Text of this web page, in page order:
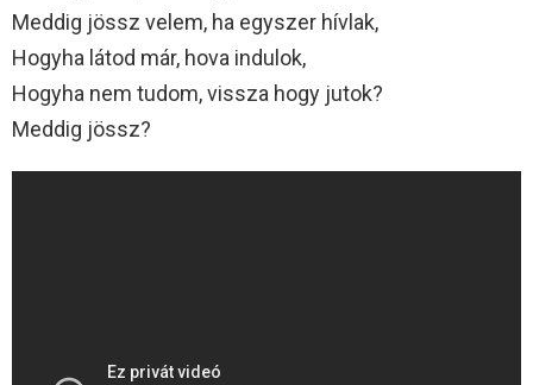
Meddig jössz velem, ha egyszer hívlak,
Hogyha látod már, hova indulok,
Hogyha nem tudom, vissza hogy jutok?
Meddig jössz?